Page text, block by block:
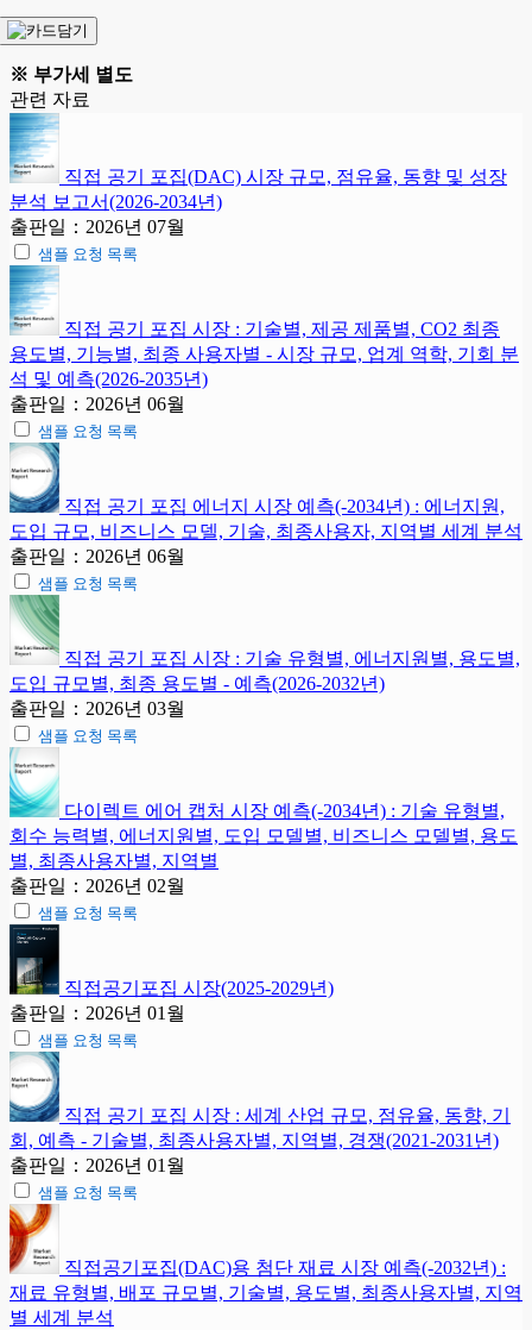
※ 부가세 별도
관련 자료
직접 공기 포집(DAC) 시장 규모, 점유율, 동향 및 성장
분석 보고서(2026-2034년)
출판일：2026년 07월
샘플 요청 목록
직접 공기 포집 시장 : 기술별, 제공 제품별, CO2 최종
용도별, 기능별, 최종 사용자별 - 시장 규모, 업계 역학, 기회 분
석 및 예측(2026-2035년)
출판일：2026년 06월
샘플 요청 목록
직접 공기 포집 에너지 시장 예측(-2034년) : 에너지원,
도입 규모, 비즈니스 모델, 기술, 최종사용자, 지역별 세계 분석
출판일：2026년 06월
샘플 요청 목록
직접 공기 포집 시장 : 기술 유형별, 에너지원별, 용도별,
도입 규모별, 최종 용도별 - 예측(2026-2032년)
출판일：2026년 03월
샘플 요청 목록
다이렉트 에어 캡처 시장 예측(-2034년) : 기술 유형별,
회수 능력별, 에너지원별, 도입 모델별, 비즈니스 모델별, 용도
별, 최종사용자별, 지역별
출판일：2026년 02월
샘플 요청 목록
직접공기포집 시장(2025-2029년)
출판일：2026년 01월
샘플 요청 목록
직접 공기 포집 시장 : 세계 산업 규모, 점유율, 동향, 기
회, 예측 - 기술별, 최종사용자별, 지역별, 경쟁(2021-2031년)
출판일：2026년 01월
샘플 요청 목록
직접공기포집(DAC)용 첨단 재료 시장 예측(-2032년) :
재료 유형별, 배포 규모별, 기술별, 용도별, 최종사용자별, 지역
별 세계 분석